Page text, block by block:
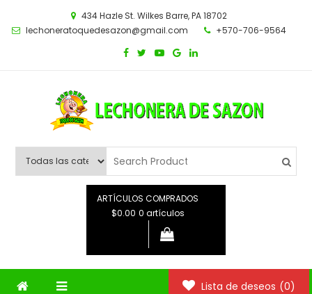
434 Hazle St. Wilkes Barre, PA 18702
lechoneratoquedesazon@gmail.com
+570-706-9564
ARTÍCULOS COMPRADOS
$0.00 0 artículos
Lista de deseos (0)